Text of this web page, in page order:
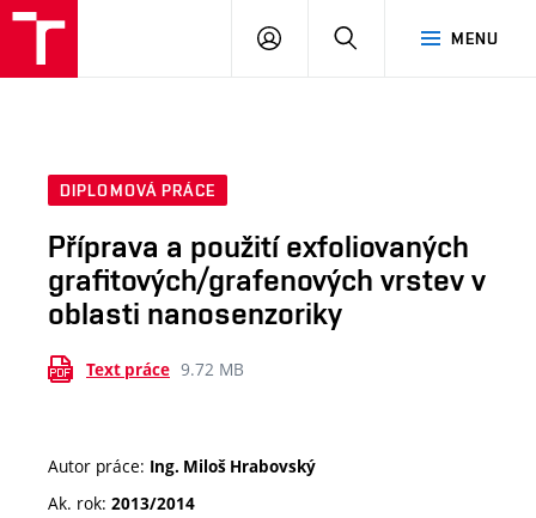
MENU
PŘIHLÁSIT
DIPLOMOVÁ PRÁCE
Příprava a použití exfoliovaných
grafitových/grafenových vrstev v
oblasti nanosenzoriky
Text práce 9.72 MB
Autor práce: Ing. Miloš Hrabovský
Ak. rok: 2013/2014